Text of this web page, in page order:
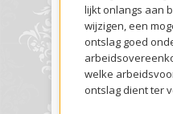
lijkt onlangs aan
wijzigen, een
ontslag goed
welke
ontslag dient ter